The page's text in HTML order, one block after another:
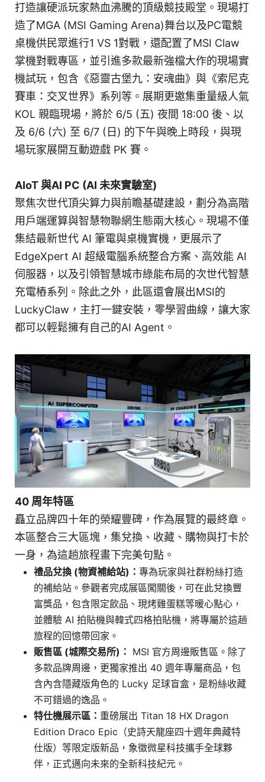
打造讓硬派玩家熱血沸騰的頂級競技殿堂。現場打
造了MGA (MSI Gaming Arena)舞台以及PC電競
桌機供民眾進行1 VS 1對戰，還配置了MSI Claw
掌機對戰專區，並引進多款最新強檔大作的現場實
機試玩，包含《惡靈古堡九：安魂曲》與《索尼克
賽車：交叉世界》系列等。展期更邀集重量級人氣
KOL 親臨現場，將於 6/5 (五) 夜間 18:00 後、以
及 6/6 (六) 至 6/7 (日) 的下午與晚上時段，與現
場玩家展開互動遊戲 PK 賽。
AIoT 與AI PC (AI 未來實驗室)
聚焦次世代頂尖算力與前瞻基礎建設，劃分為高階
用戶端運算與智慧物聯網生態兩大核心。現場不僅
集結最新世代 AI 筆電與桌機實機，更展示了
EdgeXpert AI 超級電腦系統整合方案、高效能 AI
伺服器，以及引領智慧城市綠能布局的次世代智慧
充電樁系列。除此之外，此區還會展出MSI的
LuckyClaw，主打一鍵安裝，零學習曲線，讓大家
都可以輕鬆擁有自己的AI Agent。
40 周年特區
矗立品牌四十年的榮耀豐碑，作為展覽的最終章。
本區整合三大區塊，集兌換、收藏、購物與打卡於
一身，為這趟旅程畫下完美句點。
禮品兌換 (物資補給站)：專為玩家與社群粉絲打造
的補給站。參觀者完成展區闖關後，可在此兌換豐
富獎品，包含限定飲品、現烤雞蛋糕等暖心點心，
並體驗 AI 拍貼機與韓式四格拍貼機，將專屬於這趟
旅程的回憶帶回家。
販售區 (城際交易所)： MSI 官方周邊販售區。除了
多款品牌周邊，更獨家推出 40 週年專屬商品，包
含內含隱藏版角色的 Lucky 足球盲盒，是粉絲收藏
不可錯過的逸品。
特仕機展示區： 重磅展出 Titan 18 HX Dragon
Edition Draco Epic（史詩天龍座四十週年典藏特
仕版）等限定版新品，象徵微星科技攜手全球夥
伴，正式邁向未來的全新科技紀元。